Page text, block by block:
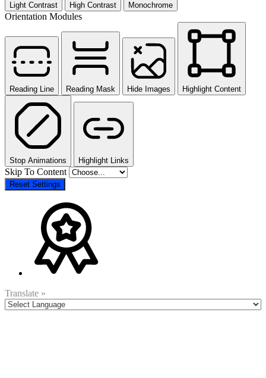
Light Contrast High Contrast Monochrome
Orientation Modules
Reading Line Reading Mask Hide Images Highlight Content
Stop Animations Highlight Links
Skip To Content
Reset Settings
Translate »